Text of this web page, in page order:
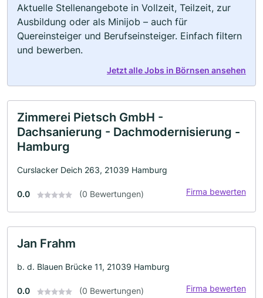
Aktuelle Stellenangebote in Vollzeit, Teilzeit, zur
Ausbildung oder als Minijob – auch für
Quereinsteiger und Berufseinsteiger. Einfach filtern
und bewerben.
Jetzt alle Jobs in Börnsen ansehen
Zimmerei Pietsch GmbH -
Dachsanierung - Dachmodernisierung -
Hamburg
Curslacker Deich 263, 21039 Hamburg
0.0 (0 Bewertungen) Firma bewerten
Jan Frahm
b. d. Blauen Brücke 11, 21039 Hamburg
0.0 (0 Bewertungen) Firma bewerten